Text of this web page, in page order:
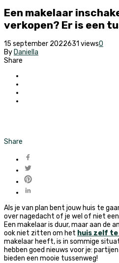
Een makelaar
verkopen? Er is een
15 september 2022631 views0
By Daniella
Share
Share
Als je van plan bent jouw huis te
over nagedacht of je wel of niet
Een makelaar is duur, maar aan de
ook niet zitten om het huis zelf
makelaar heeft, is in sommige
hebben goed nieuws voor je:
bieden een mooie tussenweg!